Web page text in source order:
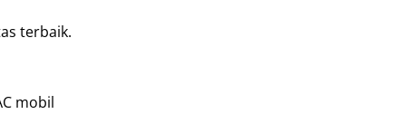
terbaik.
mobil